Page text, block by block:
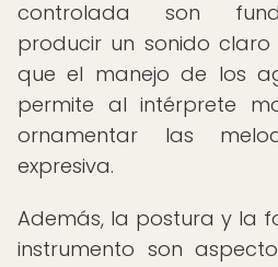
controlada son
producir un sonido
que el manejo de los
permite al intérprete
ornamentar las
expresiva.
Además, la postura y la
instrumento son